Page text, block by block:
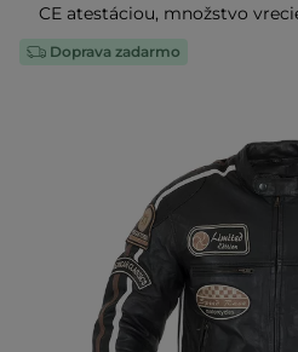
CE atestáciou, množstvo
Doprava zadarmo